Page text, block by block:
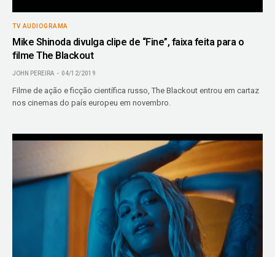
TV AUDIOGRAMA
Mike Shinoda divulga clipe de “Fine”, faixa feita para o
filme The Blackout
JOHN PEREIRA 04/12/2019
Filme de ação e ficção científica russo, The Blackout entrou em cartaz
nos cinemas do país europeu em novembro.